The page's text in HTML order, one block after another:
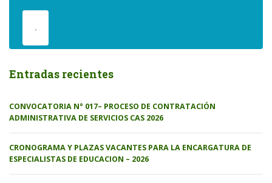
.
Entradas recientes
CONVOCATORIA N° 017– PROCESO DE CONTRATACIÓN
ADMINISTRATIVA DE SERVICIOS CAS 2026
CRONOGRAMA Y PLAZAS VACANTES PARA LA ENCARGATURA DE
ESPECIALISTAS DE EDUCACION – 2026